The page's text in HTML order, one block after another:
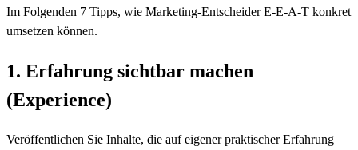
Im Folgenden 7 Tipps, wie Marketing-Entscheider E-E-A-T konkret
umsetzen können.
1. Erfahrung sichtbar machen
(Experience)
Veröffentlichen Sie Inhalte, die auf eigener praktischer Erfahrung